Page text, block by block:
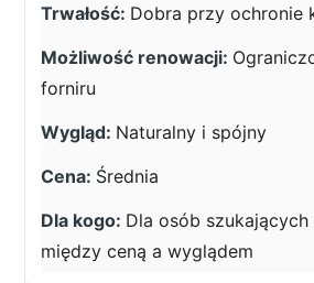
Dobra przy ochronie
forniru
Naturalny i spójny
Średnia
Dla osób
między ceną a wyglądem